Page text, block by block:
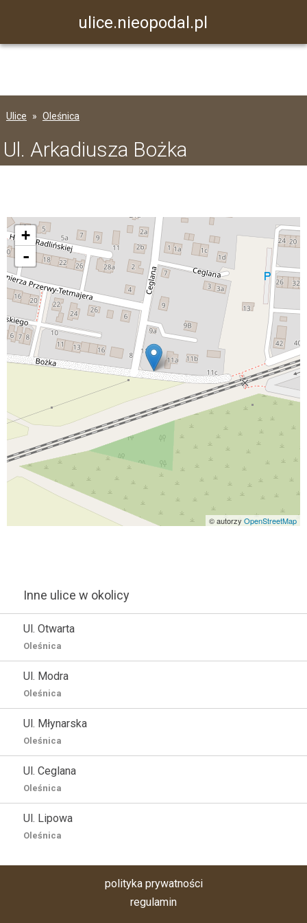
ulice.nieopodal.pl
Ulice Oleśnica
Ul. Arkadiusza Bożka
+
-
© autorzy OpenStreetMap
Inne ulice w okolicy
Ul. Otwarta
Oleśnica
Ul. Modra
Oleśnica
Ul. Młynarska
Oleśnica
Ul. Ceglana
Oleśnica
Ul. Lipowa
Oleśnica
polityka prywatności
regulamin